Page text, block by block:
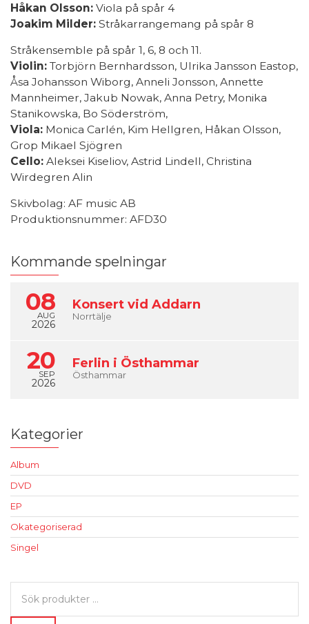
Håkan Olsson: Viola på spår 4
Joakim Milder: Stråkarrangemang på spår 8
Stråkensemble på spår 1, 6, 8 och 11.
Violin: Torbjörn Bernhardsson, Ulrika Jansson Eastop,
Åsa Johansson Wiborg, Anneli Jonsson, Annette
Mannheimer, Jakub Nowak, Anna Petry, Monika
Stanikowska, Bo Söderström,
Viola: Monica Carlén, Kim Hellgren, Håkan Olsson,
Grop Mikael Sjögren
Cello: Aleksei Kiseliov, Astrid Lindell, Christina
Wirdegren Alin
Skivbolag: AF music AB
Produktionsnummer: AFD30
Kommande spelningar
08
AUG
2026
Konsert vid Addarn
Norrtälje
20
SEP
2026
Ferlin i Östhammar
Östhammar
Kategorier
Album
DVD
EP
Okategoriserad
Singel
efter: